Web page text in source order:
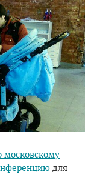
московскому
для